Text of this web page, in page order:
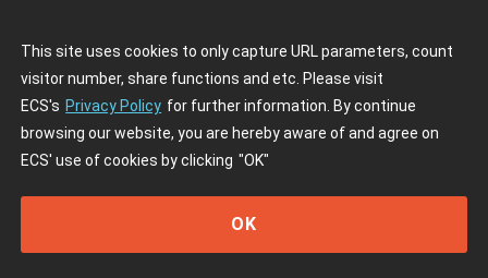
This site uses cookies to only capture URL parameters, count
visitor number, share functions and etc. Please visit
ECS's Privacy Policy for further information. By continue
browsing our website, you are hereby aware of and agree on
ECS' use of cookies by clicking "OK"
OK